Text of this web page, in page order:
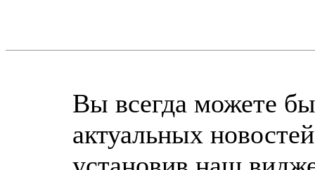
Вы всегда можете
актуальных